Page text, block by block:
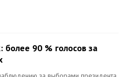
90 % голосов за